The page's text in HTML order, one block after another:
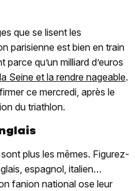
que se lisent les
parisienne est bien en train
parce qu’un milliard d’euros
Seine et la rendre nageable.
ce mercredi, après le
du triathlon.
plus les mêmes. Figurez-
espagnol, italien…
fanion national ose leur